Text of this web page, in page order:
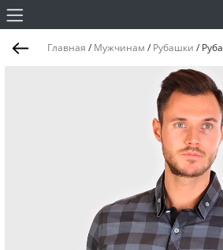
Главная / Мужчинам / Рубашки /